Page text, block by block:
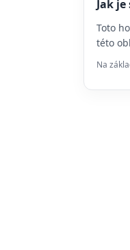
Jak
Toto
této
Na